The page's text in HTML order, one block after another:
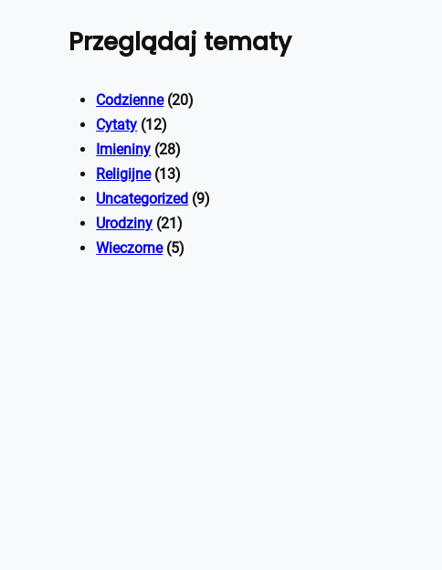
Przeglądaj tematy
Codzienne(20)
Cytaty (12)
Imieniny (28)
Religijne(13)
Uncategorized (9)
Urodziny (21)
Wieczorne(5)